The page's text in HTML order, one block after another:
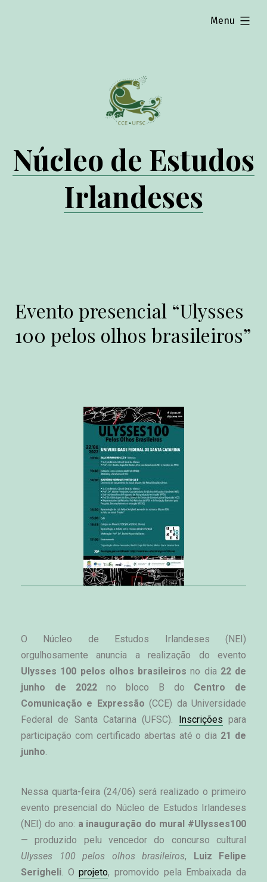
Núcleo de Estudos
Irlandeses
Menu
expanded
Evento presencial “Ulysses
100 pelos olhos brasileiros”
O Núcleo de Estudos Irlandeses (NEI)
Ulysses 100 pelos olhos brasileiros no dia 22 de
junho de 2022 no bloco B do Centro de
Comunicação e Expressão (CCE) da Universidade
Federal de Santa Catarina (UFSC). Inscrições para
participação com certificado abertas até o dia 21 de
junho.
Nessa quarta-feira (24/06) será realizado o primeiro
evento presencial do Núcleo de Estudos Irlandeses
(NEI) do ano: a inauguração do mural #Ulysses100
— produzido pelu vencedor d
Ulysses 100 pelos olhos brasileiros, Luiz Felipe
Serigheli. O projeto, promovido pela Embaixada da